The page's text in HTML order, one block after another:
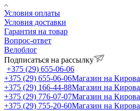
Условия оплаты
Условия доставки
Гарантия на товар
Вопрос-ответ
Велоблог
Подписаться на рассылку
+375 (29) 655-06-06
+375 (29) 655-06-06Магазин на Кирова
+375 (29) 166-44-88Магазин на Кирова
+375 (29) 776-07-07Магазин на Кирова
+375 (29) 755-20-60Магазин на Кирова